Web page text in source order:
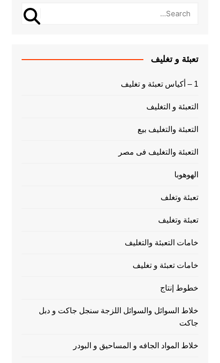
تعبئة و تغليف
1 – أكياس تعبئة و تغليف
التعبئة و التغليف
التعبئة والتغليف بيع
التعبئة والتغليف فى مصر
الهوهوبا
تعبئة وتغلف
تعبئة وتغليف
خامات التعبئة والتغليف
خامات تعبئة و تغليف
خطوط إنتاج
خلاط السوائل والسوائل اللزجة سنجل جاكت و دبل
جاكت
خلاط المواد الجافه و المساحيق و البودر